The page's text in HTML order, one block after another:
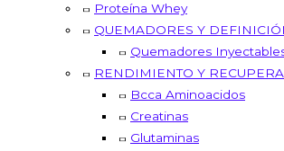
Proteína Whey
QUEMADORES Y
Quemadores
RENDIMIENTO Y
Bcca Aminoacidos
Creatinas
Glutaminas